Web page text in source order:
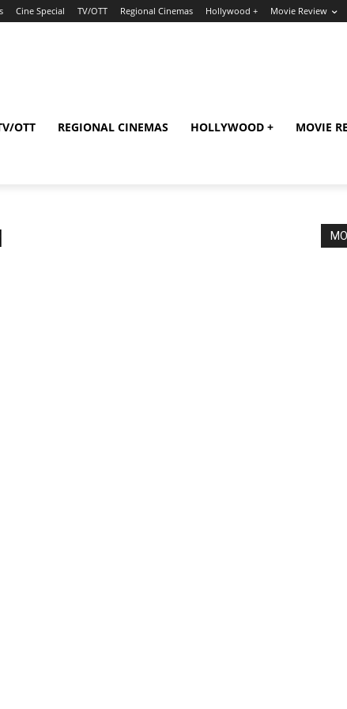
Cine Special TV/OTT Regional Cinemas Hollywood + Movie Review
OTT REGIONAL CINEMAS HOLLYWOOD + MOVIE